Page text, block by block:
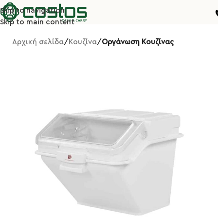
Skip to navigation
Skip to main content
Αρχική σελίδα Κουζίνα Οργάνωση Κουζίνας